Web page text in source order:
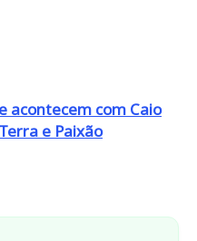
acontecem com Caio
e Paixão